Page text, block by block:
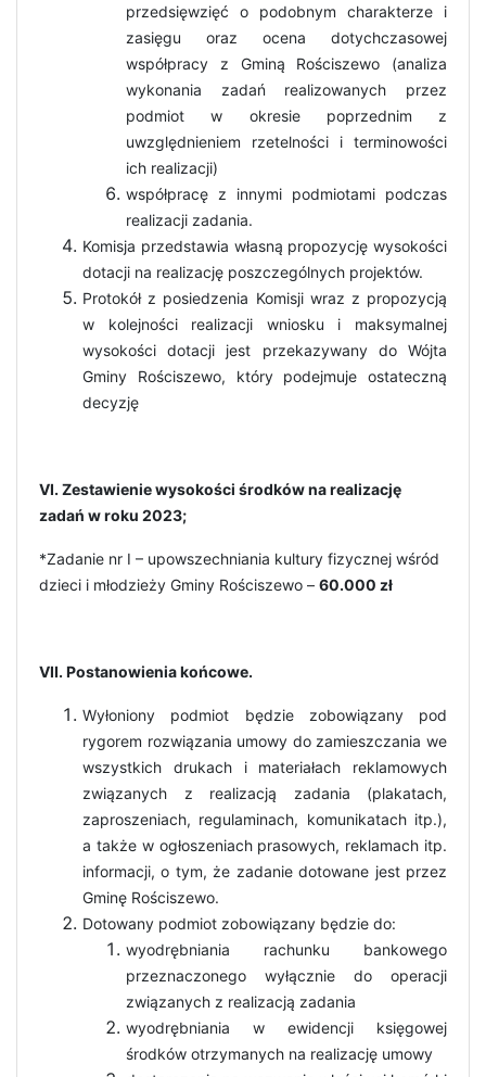
przedsięwzięć o podobnym charakterze i
zasięgu oraz ocena dotychczasowej
współpracy z Gminą Rościszewo (analiza
wykonania zadań realizowanych przez
podmiot w okresie poprzednim z
uwzględnieniem rzetelności i terminowości
ich realizacji)
współpracę z innymi podmiotami podczas
realizacji zadania.
Komisja przedstawia własną propozycję wysokości
dotacji na realizację poszczególnych projektów.
Protokół z posiedzenia Komisji wraz z propozycją
w kolejności realizacji wniosku i maksymalnej
wysokości dotacji jest przekazywany do Wójta
Gminy Rościszewo, który podejmuje ostateczną
decyzję
VI. Zestawienie wysokości środków na realizację
zadań w roku 2023;
*Zadanie nr I – upowszechniania kultury fizycznej wśród
dzieci i młodzieży Gminy Rościszewo – 60.000 zł
VII. Postanowienia końcowe.
Wyłoniony podmiot będzie zobowiązany pod
rygorem rozwiązania umowy do zamieszczania we
wszystkich drukach i materiałach reklamowych
związanych z realizacją zadania (plakatach,
zaproszeniach, regulaminach, komunikatach itp.),
a także w ogłoszeniach prasowych, reklamach itp.
informacji, o tym, że zadanie dotowane jest przez
Gminę Rościszewo.
Dotowany podmiot zobowiązany będzie do:
wyodrębniania rachunku bankowego
przeznaczonego wyłącznie do operacji
związanych z realizacją zadania
wyodrębniania w ewidencji księgowej
środków otrzymanych na realizację umowy